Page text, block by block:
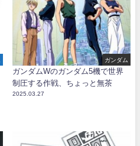
ガンダム
ガンダムWのガンダム5機で世界
制圧する作戦、ちょっと無茶
2025.03.27